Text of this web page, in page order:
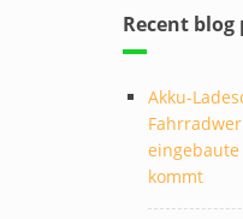
Recent blog
Akku-
kommt